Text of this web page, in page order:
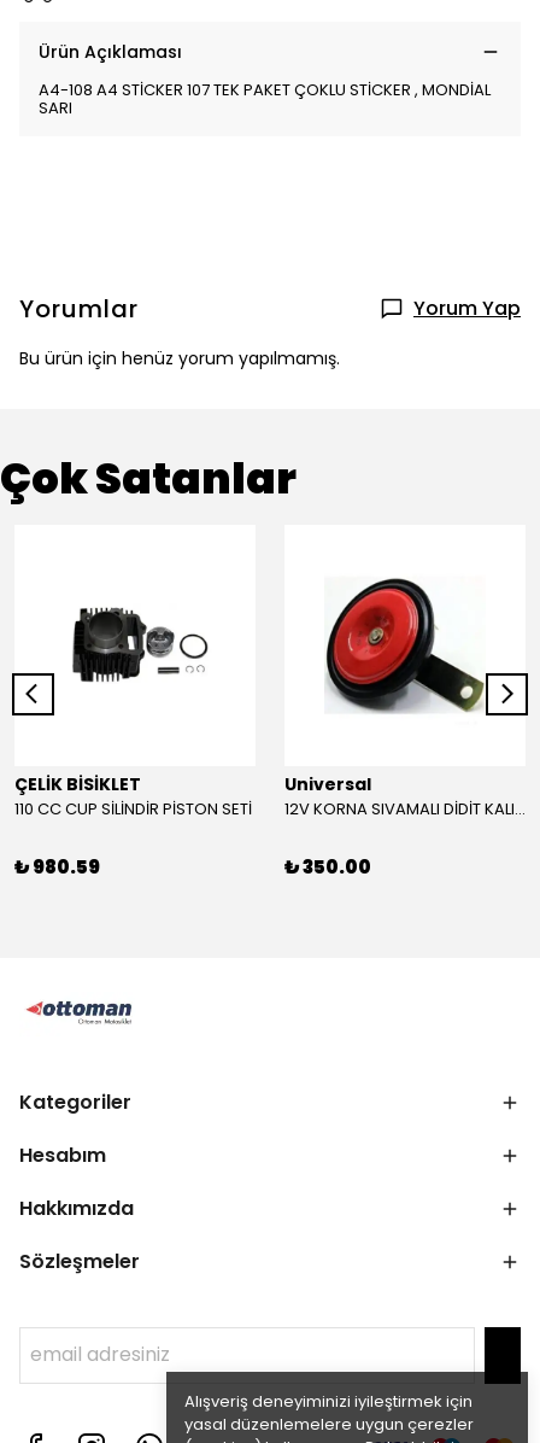
Alışveriş deneyiminizi iyileştirmek için
yasal düzenlemelere uygun çerezler
Ürün Açıklaması
A4-108 A4 STİCKER 107 TEK PAKET ÇOKLU STİCKER , MONDİAL
SARI
Yorumlar Yorum Yap
Bu ürün için henüz yorum yapılmamış.
Çok Satanlar
ÇELİK BİSİKLET
110 CC CUP SİLİNDİR PİSTON SETİ
₺ 980.59
Universal
12V KORNA SIVAMALI DİDİT KALIN SESLİ (KIRMIZI)
₺ 350.00
Kategoriler
Hesabım
Hakkımızda
Sözleşmeler